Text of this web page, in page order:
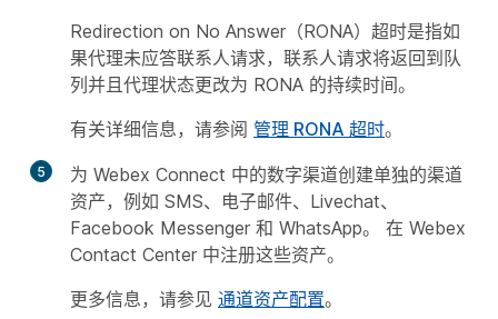
Redirection on No Answer（RONA）超时是指如
果代理未应答联系人请求，联系人请求将返回到队
列并且代理状态更改为 RONA 的持续时间。
有关详细信息，请参阅 管理 RONA 超时。
5
为 Webex Connect 中的数字渠道创建单独的渠道
资产，例如 SMS、电子邮件、Livechat、
Facebook Messenger 和 WhatsApp。 在 Webex
Contact Center 中注册这些资产。
更多信息，请参见 通道资产配置。